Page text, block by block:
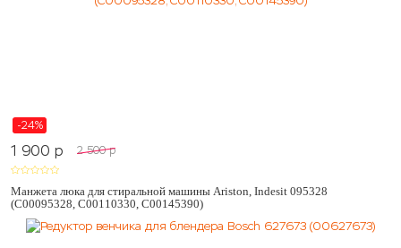
-24%
1 900 p 2 500 p
Манжета люка для стиральной машины Ariston, Indesit 095328
(C00095328, C00110330, C00145390)